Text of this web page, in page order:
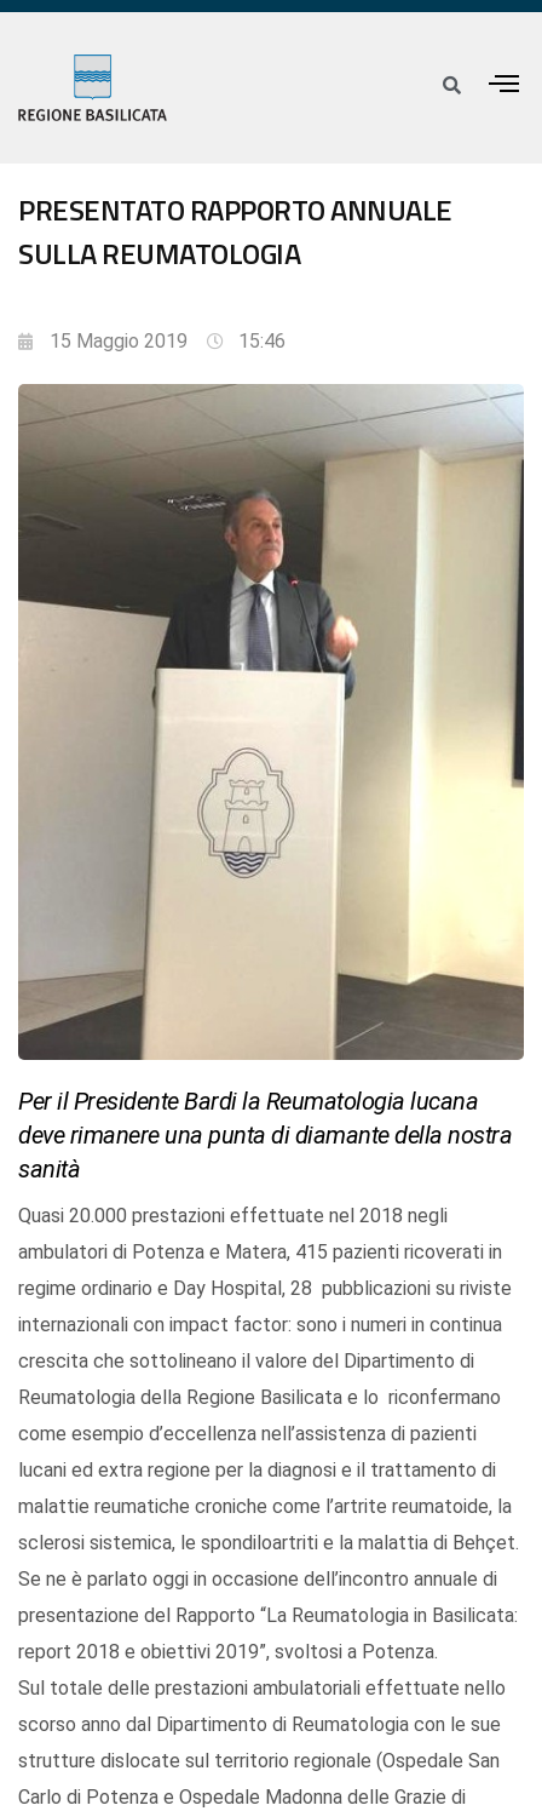
PRESENTATO RAPPORTO ANNUALE
SULLA REUMATOLOGIA
15 Maggio 2019 15:46
Per il Presidente Bardi la Reumatologia lucana
deve rimanere una punta di diamante della nostra
sanità
Quasi 20.000 prestazioni effettuate nel 2018 negli
ambulatori di Potenza e Matera, 415 pazienti ricoverati in
regime ordinario e Day Hospital, 28 pubblicazioni su riviste
internazionali con impact factor: sono i numeri in continua
crescita che sottolineano il valore del Dipartimento di
Reumatologia della Regione Basilicata e lo riconfermano
come esempio d’eccellenza nell’assistenza di pazienti
lucani ed extra regione per la diagnosi e il trattamento di
malattie reumatiche croniche come l’artrite reumatoide, la
sclerosi sistemica, le spondiloartriti e la malattia di Behçet.
Se ne è parlato oggi in occasione dell’incontro annuale di
presentazione del Rapporto “La Reumatologia in Basilicata:
report 2018 e obiettivi 2019”, svoltosi a Potenza.
Sul totale delle prestazioni ambulatoriali effettuate nello
scorso anno dal Dipartimento di Reumatologia con le sue
strutture dislocate sul territorio regionale (Ospedale San
Carlo di Potenza e Ospedale Madonna delle Grazie di